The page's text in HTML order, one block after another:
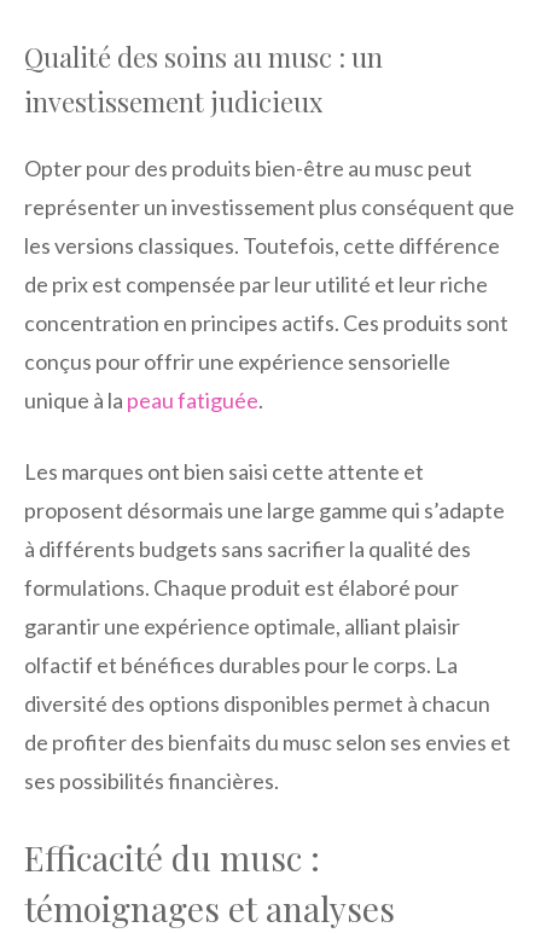
Qualité des soins au musc : un
investissement judicieux
Opter pour des produits bien-être au musc peut
représenter un investissement plus conséquent que
les versions classiques. Toutefois, cette différence
de prix est compensée par leur utilité et leur riche
concentration en principes actifs. Ces produits sont
conçus pour offrir une expérience sensorielle
unique à la peau fatiguée.
Les marques ont bien saisi cette attente et
proposent désormais une large gamme qui s’adapte
à différents budgets sans sacrifier la qualité des
formulations. Chaque produit est élaboré pour
garantir une expérience optimale, alliant plaisir
olfactif et bénéfices durables pour le corps. La
diversité des options disponibles permet à chacun
de profiter des bienfaits du musc selon ses envies et
ses possibilités financières.
Efficacité du musc :
témoignages et analyses